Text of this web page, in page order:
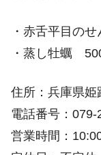
・赤舌平目の
・蒸し牡蠣
住所：兵庫県姫
電話番号：079-
営業時間：